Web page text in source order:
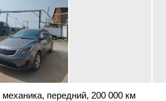
механика, передний, 200 000 км